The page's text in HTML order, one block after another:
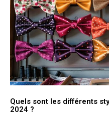
Quels sont les différents
2024 ?